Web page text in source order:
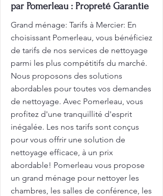
par Pomerleau : Propreté Garantie
Grand ménage: Tarifs à Mercier: En
choisissant Pomerleau, vous bénéficiez
de tarifs de nos services de nettoyage
parmi les plus compétitifs du marché.
Nous proposons des solutions
abordables pour toutes vos demandes
de nettoyage. Avec Pomerleau, vous
profitez d'une tranquillité d'esprit
inégalée. Les nos tarifs sont conçus
pour vous offrir une solution de
nettoyage efficace, à un prix
abordable! Pomerleau vous propose
un grand ménage pour nettoyer les
chambres, les salles de conférence, les